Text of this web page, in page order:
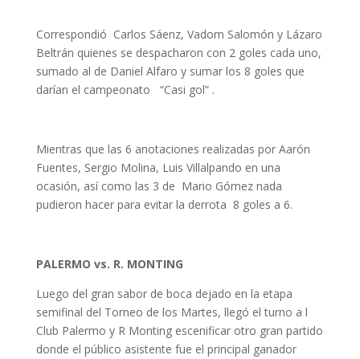
Correspondió Carlos Sáenz, Vadom Salomón y Lázaro
Beltrán quienes se despacharon con 2 goles cada uno,
sumado al de Daniel Alfaro y sumar los 8 goles que
darían el campeonato “Casi gol” .
Mientras que las 6 anotaciones realizadas por Aarón
Fuentes, Sergio Molina, Luis Villalpando en una
ocasión, así como las 3 de Mario Gómez nada
pudieron hacer para evitar la derrota 8 goles a 6.
PALERMO vs. R. MONTING
Luego del gran sabor de boca dejado en la etapa
semifinal del Torneo de los Martes, llegó el turno a l
Club Palermo y R Monting escenificar otro gran partido
donde el público asistente fue el principal ganador